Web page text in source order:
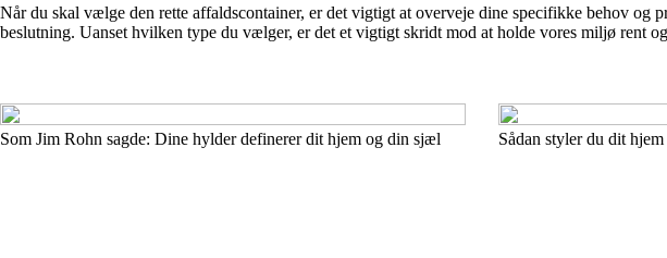
Når du skal vælge den rette affaldscontainer, er det vigtigt at overveje dine specifikke behov
beslutning. Uanset hvilken type du vælger, er det et vigtigt skridt mod at holde vores miljø rent
Som Jim Rohn sagde: Dine hylder definerer dit hjem og din sjæl Sådan styler du dit